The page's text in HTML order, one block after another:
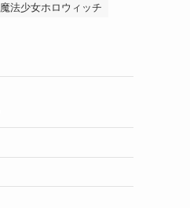
魔法少女ホロウィッチ